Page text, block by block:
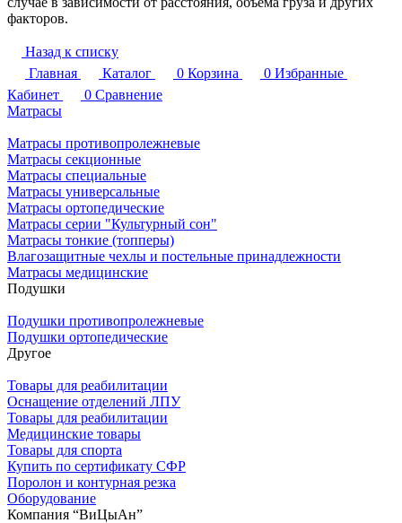
факторов.
Назад к списку
Главная
Каталог 0 Корзина 0 Избранные
Кабинет
0 Сравнение
Матрасы
Матрасы противопролежневые
Матрасы секционные
Матрасы специальные
Матрасы универсальные
Матрасы ортопедические
Матрасы серии "Культурный сон"
Матрасы тонкие (топперы)
Влагозащитные чехлы и постельные принадлежности
Матрасы медицинские
Подушки
Подушки противопролежневые
Подушки ортопедические
Другое
Товары для реабилитации
Оснащение отделений ЛПУ
Товары для реабилитации
Медицинские товары
Товары для спорта
Купить по сертификату СФР
Поролон и контурная резка
Оборудование
Компания “ВиЦыАн”